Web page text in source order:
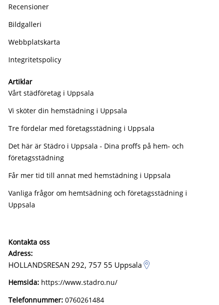
Recensioner
Bildgalleri
Webbplatskarta
Integritetspolicy
Artiklar
Vårt städföretag i Uppsala
Vi sköter din hemstädning i Uppsala
Tre fördelar med företagsstädning i Uppsala
Det här är Städro i Uppsala - Dina proffs på hem- och
företagsstädning
Får mer tid till annat med hemstädning i Uppsala
Vanliga frågor om hemtsädning och företagsstädning i
Uppsala
Kontakta oss
Adress:
HOLLANDSRESAN 292, 757 55 Uppsala
Hemsida: https://www.stadro.nu/
Telefonnummer: 0760261484